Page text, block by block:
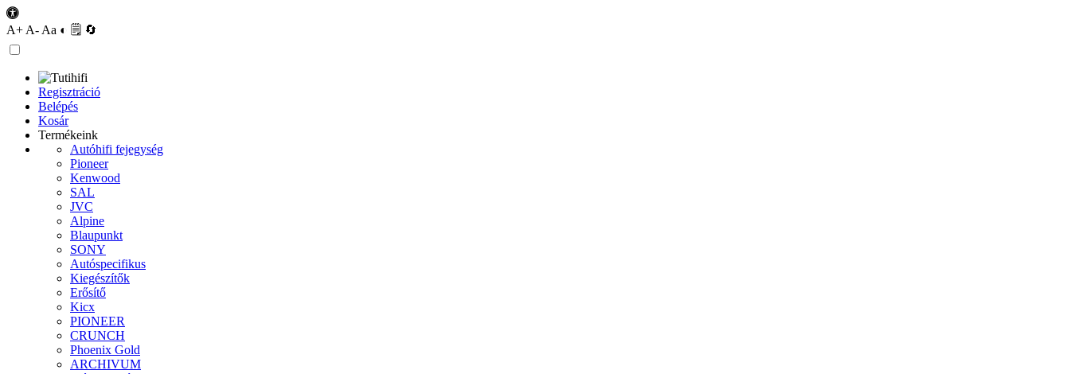
A+ A- Aa ◐ 🗒 🔄
Regisztráció
Belépés
Kosár
Termékeink
Autóhifi fejegység
Pioneer
Kenwood
SAL
JVC
Alpine
Blaupunkt
SONY
Autóspecifikus
Kiegészítők
Erősítő
Kicx
PIONEER
CRUNCH
Phoenix Gold
ARCHIVUM